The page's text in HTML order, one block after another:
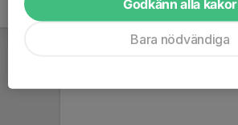
Godkänn alla kakor
Bara nödvändiga